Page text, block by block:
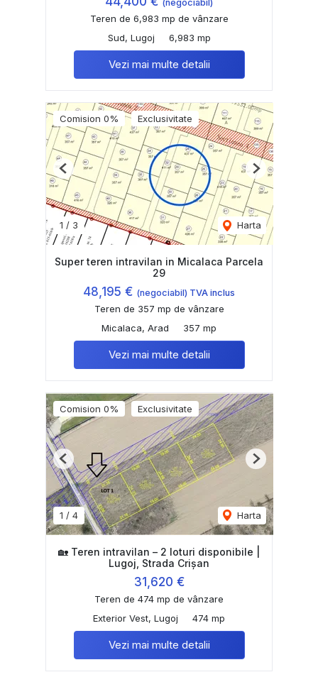
(negociabil)
Teren de 6,983 mp de vânzare
Sud, Lugoj
6,983 mp
Vezi mai multe detalii
Comision 0% Exclusivitate
1 / 3 Harta
Previous Next
Super teren intravilan in Micalaca Parcela
29
48,195 € (negociabil) TVA inclus
Teren de 357 mp de vânzare
Micalaca, Arad
357 mp
Vezi mai multe detalii
Comision 0% Exclusivitate
1 / 4 Harta
Previous Next
🏡 Teren intravilan – 2 loturi disponibile |
Lugoj, Strada Crișan
31,620 €
Teren de 474 mp de vânzare
Exterior Vest, Lugoj
474 mp
Vezi mai multe detalii